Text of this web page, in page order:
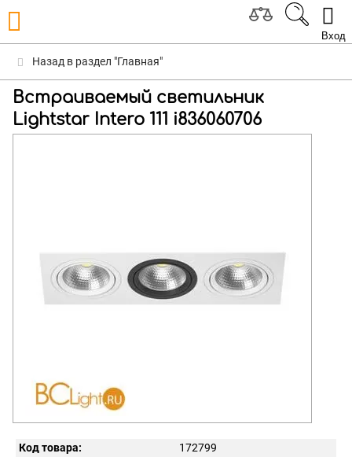
Вход
Назад в раздел "Главная"
Встраиваемый светильник
Lightstar Intero 111 i836060706
Код товара:
172799